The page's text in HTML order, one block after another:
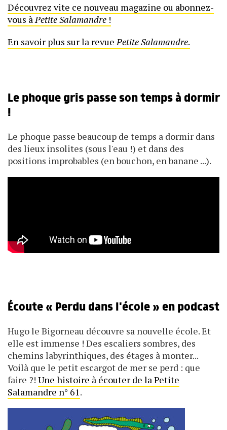
Découvrez vite ce nouveau magazine ou abonnez-
vous àPetite Salamandre !
En savoir plus sur la revuePetite Salamandre.
Le phoque gris passe son temps à dormir
!
Le phoque passe beaucoup de temps a dormir dans
des lieux insolites (sous l'eau !) et dans des
positions improbables (en bouchon, en banane ...).
Écoute « Perdu dans l'école » en podcast
Hugo le Bigorneau découvre sa nouvelle école. Et
elle est immense ! Des escaliers sombres, des
chemins labyrinthiques, des étages à monter...
Voilà que le petit escargot de mer se perd : que
faire ?! Une histoire à écouter de la Petite
Salamandre n° 61.